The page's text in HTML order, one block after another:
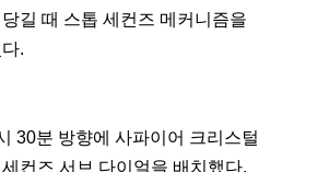
길 때 스톱 세컨즈 메커니즘을
.
30분 방향에 사파이어 크리스털
컨즈 서브 다이얼을 배치했다.